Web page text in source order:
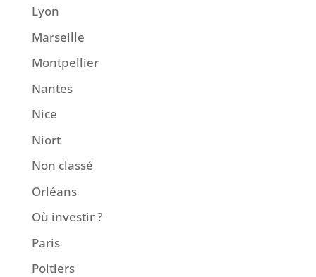
Lyon
Marseille
Montpellier
Nantes
Nice
Niort
Non classé
Orléans
Où investir ?
Paris
Poitiers